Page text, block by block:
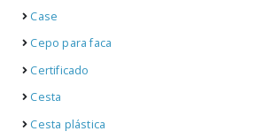
Case
Cepo para faca
Certificado
Cesta
Cesta plástica